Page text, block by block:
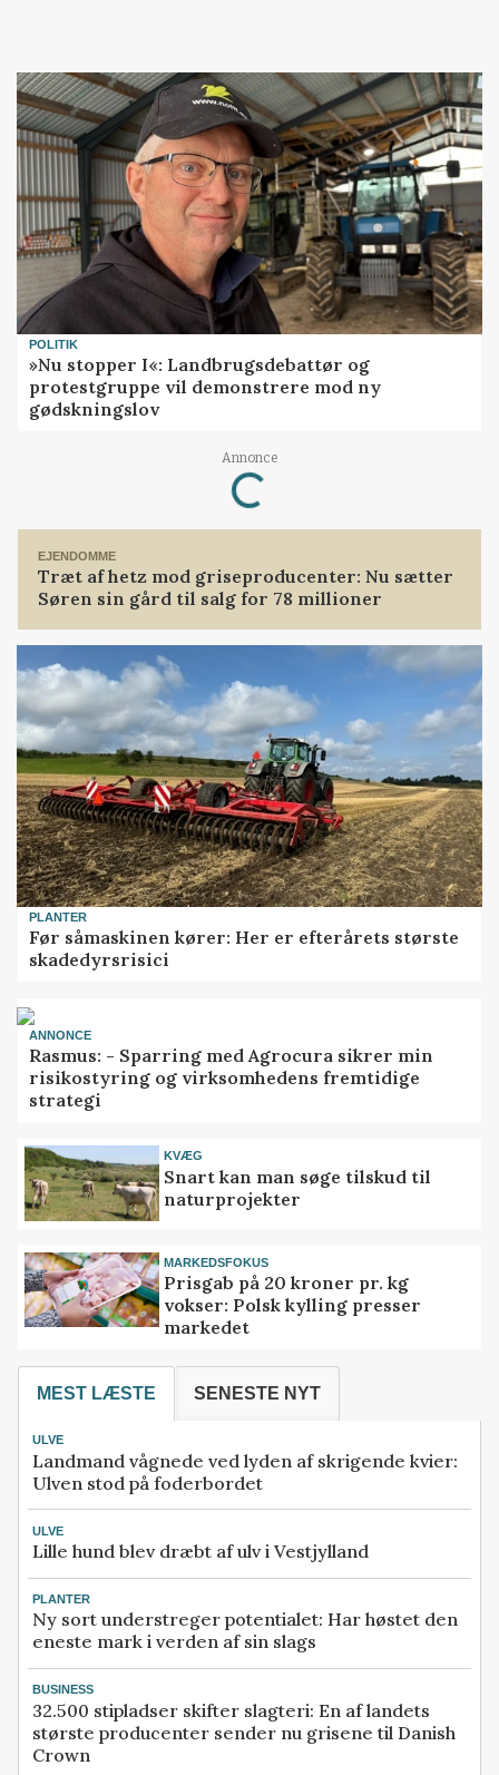
POLITIK
»Nu stopper I«: Landbrugsdebattør og
protestgruppe vil demonstrere mod ny
gødskningslov
Annonce
Loading...
EJENDOMME
Træt af hetz mod griseproducenter: Nu sætter
Søren sin gård til salg for 78 millioner
PLANTER
Før såmaskinen kører: Her er efterårets største
skadedyrsrisici
ANNONCE
Rasmus: - Sparring med Agrocura sikrer min
risikostyring og virksomhedens fremtidige
strategi
KVÆG
Snart kan man søge tilskud til
naturprojekter
MARKEDSFOKUS
Prisgab på 20 kroner pr. kg
vokser: Polsk kylling presser
markedet
MEST LÆSTE SENESTE NYT
ULVE
Landmand vågnede ved lyden af skrigende kvier:
Ulven stod på foderbordet
ULVE
Lille hund blev dræbt af ulv i Vestjylland
PLANTER
Ny sort understreger potentialet: Har høstet den
eneste mark i verden af sin slags
BUSINESS
32.500 stipladser skifter slagteri: En af landets
største producenter sender nu grisene til Danish
Crown